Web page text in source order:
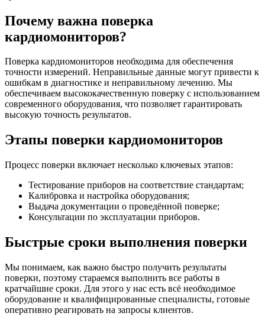
Почему важна поверка
кардиомониторов?
Поверка кардиомониторов необходима для обеспечения
точности измерений. Неправильные данные могут привести к
ошибкам в диагностике и неправильному лечению. Мы
обеспечиваем высококачественную поверку с использованием
современного оборудования, что позволяет гарантировать
высокую точность результатов.
Этапы поверки кардиомониторов
Процесс поверки включает несколько ключевых этапов:
Тестирование приборов на соответствие стандартам;
Калибровка и настройка оборудования;
Выдача документации о проведённой поверке;
Консультации по эксплуатации приборов.
Быстрые сроки выполнения поверки
Мы понимаем, как важно быстро получить результаты
поверки, поэтому стараемся выполнить все работы в
кратчайшие сроки. Для этого у нас есть всё необходимое
оборудование и квалифицированные специалисты, готовые
оперативно реагировать на запросы клиентов.